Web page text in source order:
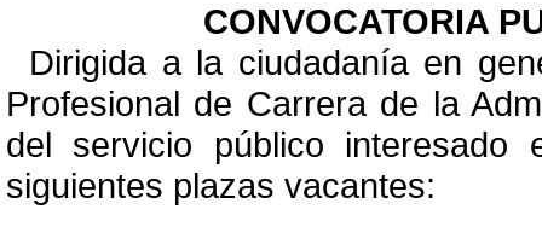
CONVOCATORIA
Dirigida a la ciudadanía en
Profesional de Carrera de la
del servicio público
siguientes plazas vacantes: